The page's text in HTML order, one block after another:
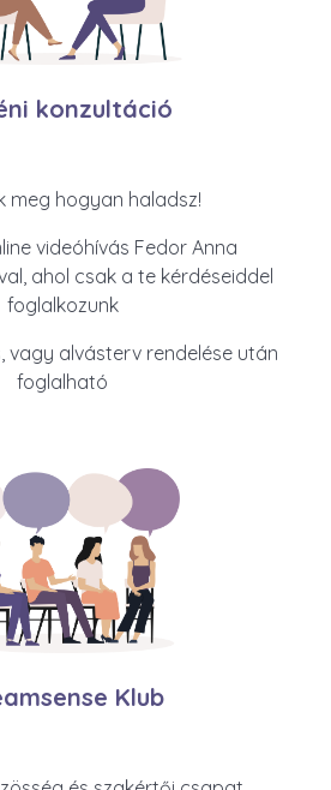
konzultáció
meg hogyan haladsz!
videóhívás Fedor Anna
ahol csak a te kérdéseiddel
foglalkozunk
vagy alvásterv rendelése után
foglalható
Klub